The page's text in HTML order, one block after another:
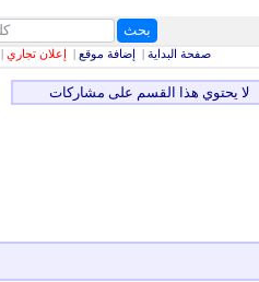
بحث
صفحة البداية| إضافة موقع | إعلان تجاري|
لا يحتوي هذا القسم على مشاركات